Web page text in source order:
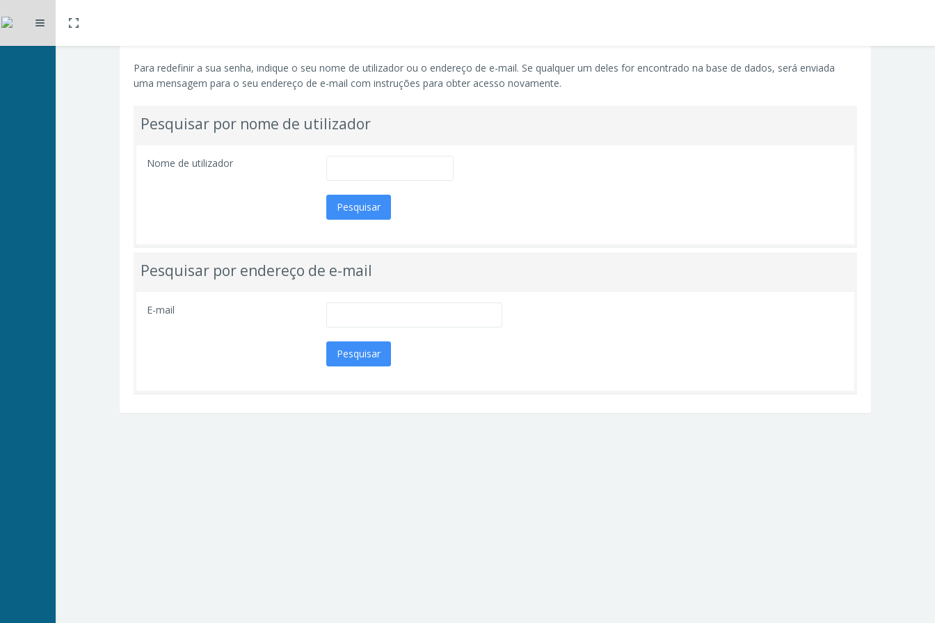
ExpandirToggle fullscreen
Para redefinir a sua senha, indique o seu nome de utilizador ou o endereço de e-mail. Se qualquer um deles for encontrado na base de dados, será enviada
uma mensagem para o seu endereço de e-mail com instruções para obter acesso novamente.
Pesquisar por nome de utilizador
Nome de utilizador
Pesquisar por endereço de e-mail
E-mail